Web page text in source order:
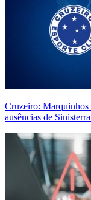
Cruzeiro: Marquinhos
ausências de